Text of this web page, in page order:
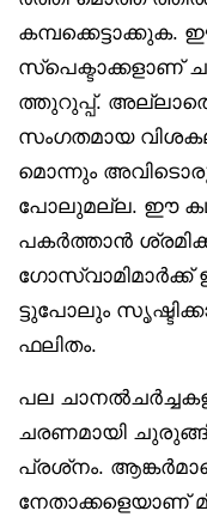
സ്‌പെക്ടാക്കളാണ്
ത്തുറുപ്പ്.
സംഗതമായ
മൊന്നും അവിടൊരു
പോലുമല്ല. ഈ
പകർത്താൻ
ഗോസ്വാമിമാർക്ക്
ട്ടുപോലും
ഫലിതം.
പല
ചരണമായി
പ്രശ്‌നം.
നേതാക്കളെയാണ്